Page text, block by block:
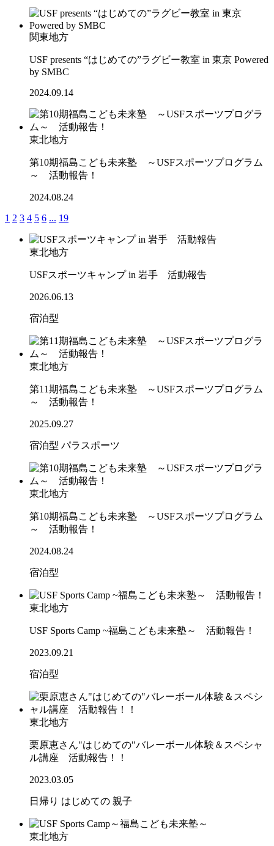
関東地方
USF presents “はじめての”ラグビー教室 in 東京 Powered
by SMBC
2024.09.14
東北地方
第10期福島こども未来塾 ～USFスポーツプログラム
～ 活動報告！
2024.08.24
1 2 3 4 5 6 ... 19
東北地方
USFスポーツキャンプ in 岩手 活動報告
2026.06.13
宿泊型
東北地方
第11期福島こども未来塾 ～USFスポーツプログラム
～ 活動報告！
2025.09.27
宿泊型 パラスポーツ
東北地方
第10期福島こども未来塾 ～USFスポーツプログラム
～ 活動報告！
2024.08.24
宿泊型
東北地方
USF Sports Camp ~福島こども未来塾～ 活動報告！
2023.09.21
宿泊型
東北地方
栗原恵さん"はじめての"バレーボール体験＆スペシャ
ル講座 活動報告！！
2023.03.05
日帰り はじめての 親子
東北地方